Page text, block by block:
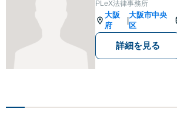
い！保険
PLeX法律事務所
大阪
府
|
大阪市中央
区
詳細を見る